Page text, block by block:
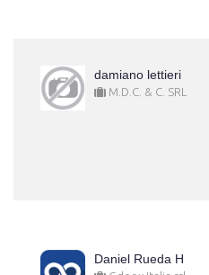
damiano lettieri
M.D.C. & C. SRL
Daniel Rueda H